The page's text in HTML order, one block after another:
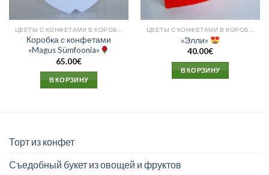
ЦВЕТЫ С КОНФЕТАМИ В КОРОБКЕ
Коробка с конфетами
«Magus Sümfoonia»
65.00€
В КОРЗИНУ
ЦВЕТЫ С КОНФЕТАМИ В КОРОБКЕ
«Элли»
40.00€
В КОРЗИНУ
Торт из конфет
Съедобный букет из овощей и фруктов